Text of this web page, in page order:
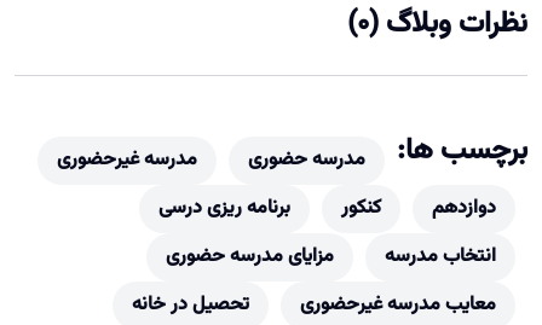
نظرات وبلاگ (0)
برچسب ها: مدرسه حضوری
مدرسه غیرحضوری
دوازدهم
کنکور
برنامه ریزی درسی
انتخاب مدرسه
مزایای مدرسه حضوری
معایب مدرسه غیرحضوری
تحصیل در خانه